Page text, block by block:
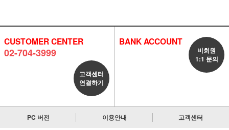
CUSTOMER CENTER
02-704-3999
고객센터
연결하기
BANK ACCOUNT
비회원
1:1 문의
PC 버전 이용안내 고객센터